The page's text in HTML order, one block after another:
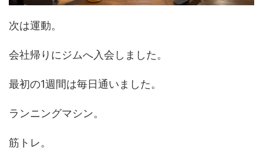
次は運動。
会社帰りにジムへ入会しました。
最初の1週間は毎日通いました。
ランニングマシン。
筋トレ。